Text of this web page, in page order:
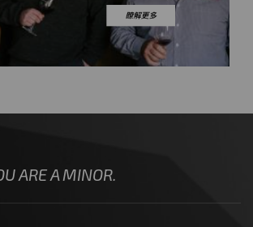
ARE A MINOR.